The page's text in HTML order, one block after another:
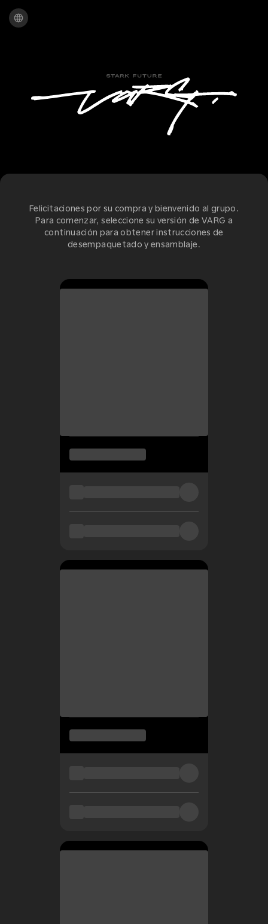
Felicitaciones por su compra y bienvenido al grupo.
Para comenzar, seleccione su versión de VARG a
continuación para obtener instrucciones de
desempaquetado y ensamblaje.